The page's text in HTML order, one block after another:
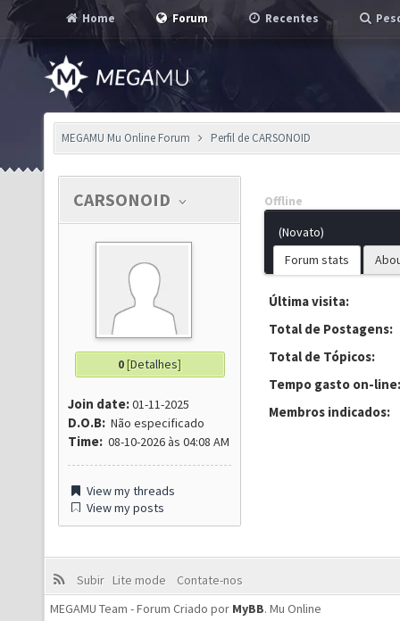
Home Forum Recentes
MEGAMU Mu Online Forum Perfil de CARSONOID
CARSONOID
0[Detalhes]
Join date:01-11-2025
D.O.B: Não especificado
Time: 08-10-2026 às 04:08 AM
View my threads
View my posts
Offline
(Novato)
Forum stats
Última visita:
Total de Postagens:
Total de Tópicos:
Tempo gasto on-line:
Membros indicados:
Subir Lite mode
Contate-nos
MEGAMU Team - Forum Criado por MyBB. Mu Online